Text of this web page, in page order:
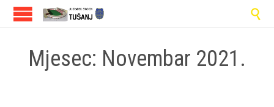

Mjesec: Novembar 2021.